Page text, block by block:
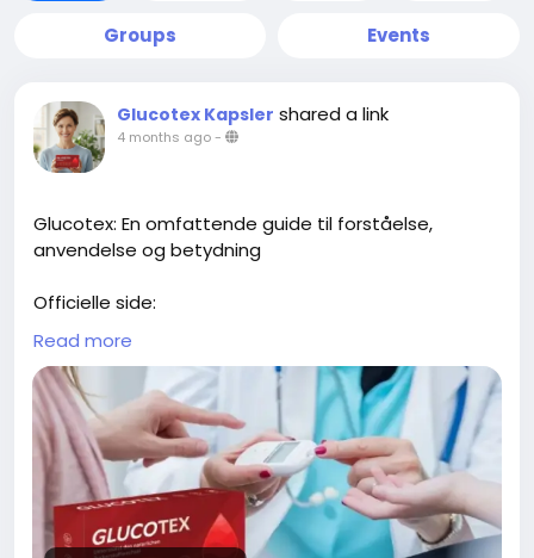
Groups Events
Glucotex Kapsler shared a link
4 months ago-
Glucotex: En omfattende guide til forståelse,
anvendelse og betydning
Officielle side:
https://www.kissnutra.com/da/glucotex-
anmeldelser/
https://scribehow.com/page/Glucotex_Kapsler_An
meldelser_Sandheden_om_Blodsukker_Glucotex_
Kapsler__ZV1oqyHmSg-Dtm0MutRglw
https://open.firstory.me/story/cmmyqs6y102o001ys1
Read more